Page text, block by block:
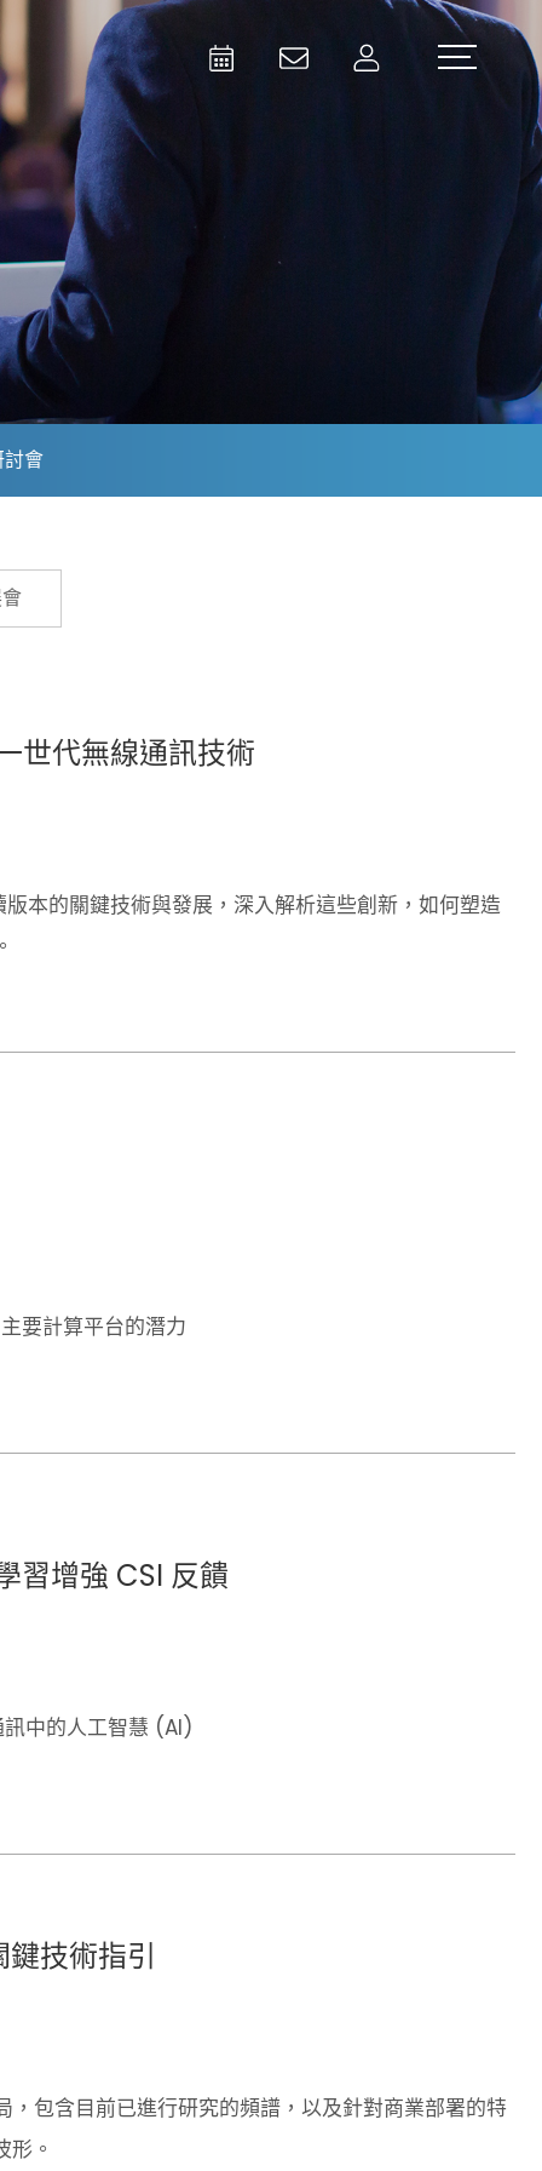
Activities
Contact Us
Member
Aerospace | Defense | Security
Broadcast and Media
會
世代無線通訊技術
本的關鍵技術與發展，深入解析這些創新，如何塑造
要計算平台的潛力
習增強 CSI 反饋
中的人工智慧 (AI)
技術指引
包含目前已進行研究的頻譜，以及針對商業部署的特
。